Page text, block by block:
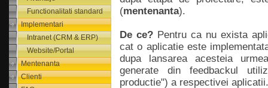
Functionalitati standard
Implementari
Intranet (CRM & ERP)
Website/Portal
Mentenanta
Clienti
(mentenanta).
De ce? Pentru ca nu exista
cat o aplicatie este
dupa lansarea acesteia
generate din feedbackul
productie") a respectivei aplicatii.